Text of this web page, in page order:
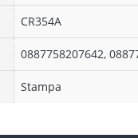
CR354A
0887758207642,
Stampa